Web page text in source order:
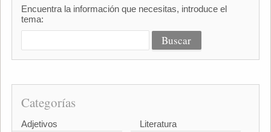
Encuentra la información que necesitas, introduce el
tema:
Categorías
Adjetivos
Literatura